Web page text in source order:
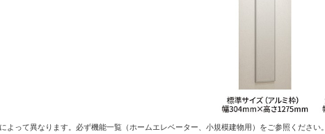
よって異なります。必ず機能一覧（ホームエレベーター、小規模建物用）をご参照ください。